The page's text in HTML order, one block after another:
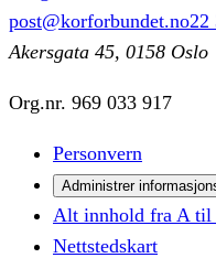
post@korforbundet.no22
Akersgata 45, 0158 Oslo
Org.nr. 969 033 917
Personvern
Administrer
Alt innhold fra A til
Nettstedskart